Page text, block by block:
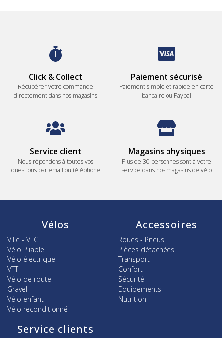
Click & Collect
Récupérer votre commande
directement dans nos magasins
Paiement sécurisé
Paiement simple et rapide en carte
bancaire ou Paypal
Service client
Nous répondons à toutes vos
questions par email ou téléphone
Magasins physiques
Plus de 30 personnes sont à votre
service dans nos magasins de vélo
Vélos
Ville - VTC
Vélo Pliable
Vélo électrique
VTT
Vélo de route
Gravel
Vélo enfant
Vélo reconditionné
Accessoires
Roues - Pneus
Pièces détachées
Transport
Confort
Sécurité
Equipements
Nutrition
Service clients